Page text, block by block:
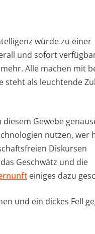
würde zu einer
und sofort
Alle machen mit
steht als leuchtende
Gewebe
nutzen, wer
Diskursen
Geschwätz und die
einiges dazu
und ein dickes Fell